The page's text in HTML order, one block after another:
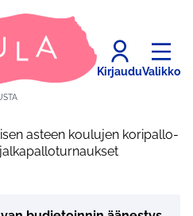
KirjauduValikko
asteen koulujen koripallo-